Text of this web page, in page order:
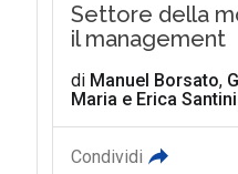
Settore della
il management
di Manuel Borsato,
Maria e Erica Santini
Condividi